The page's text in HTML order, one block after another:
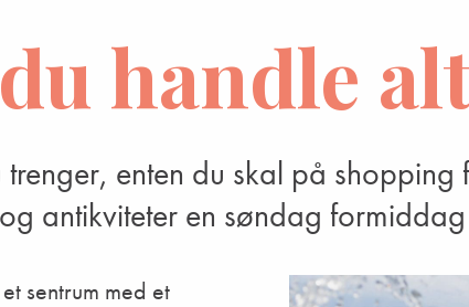
handle
enten du skal på shopping
antikviteter en søndag
sentrum med et